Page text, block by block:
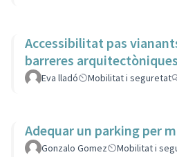
Accessibilitat pas
barreres
Eva lladó Mobilitat i seguretat
Adequar un parking per
Gonzalo Gomez Mobilitat i